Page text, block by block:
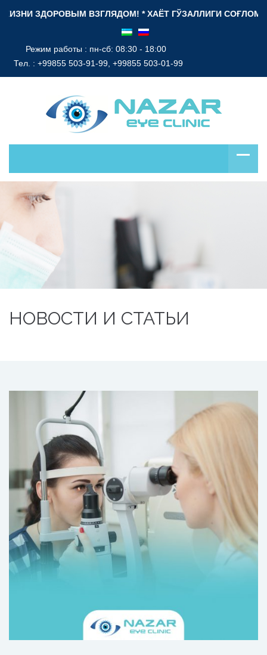
ВЗГЛЯДОМ! * ХАЁТ ГЎЗАЛЛИГИ СОҒЛОМ НИГОҲ БИЛАН! *
Режим работы : пн-сб: 08:30 - 18:00
Тел. : +99855 503-91-99, +99855 503-01-99
НОВОСТИ И СТАТЬИ